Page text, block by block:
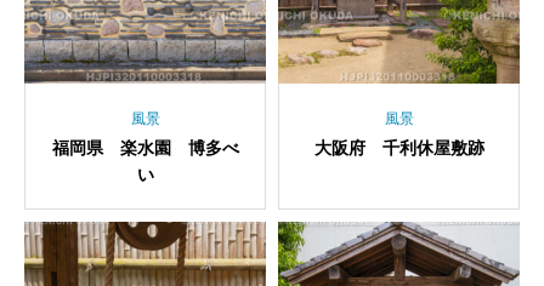
風景
福岡県 楽水園 博多べ
い
風景
大阪府 千利休屋敷跡